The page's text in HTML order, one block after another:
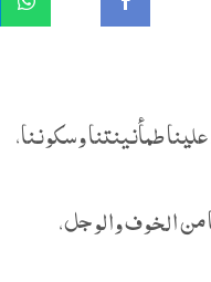
طمأنينتنا وسكوننا،
الخوف والوجل،